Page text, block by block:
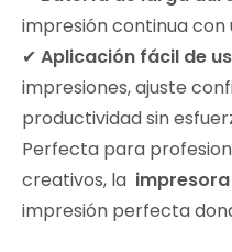
impresión continua con
✔ Aplicación fácil de
impresiones, ajuste
productividad sin
Perfecta para
creativos, la
impresión perfecta